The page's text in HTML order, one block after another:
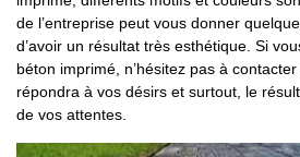
de l’entreprise peut vous donner
d’avoir un résultat très esthétique. Si
béton imprimé, n’hésitez pas à contacter
répondra à vos désirs et surtout, le
de vos attentes.